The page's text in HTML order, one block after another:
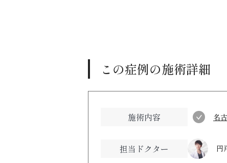
この症例の施術詳細
施術内容 名
担当ドクター 円